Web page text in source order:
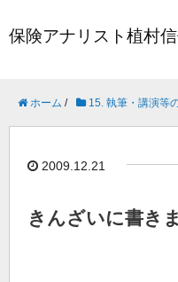
保険アナリスト植村
ホーム / 15. 執筆・講演等
2009.12.21
きんざいに書き